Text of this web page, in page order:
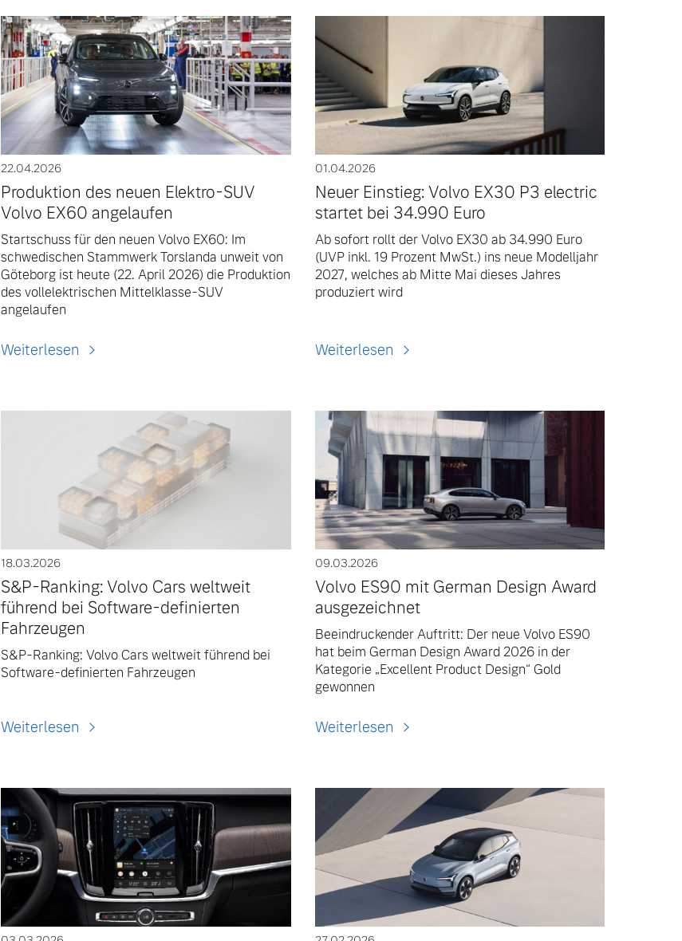
22.04.2026
Produktion des neuen Elektro-SUV
Volvo EX60 angelaufen
Startschuss für den neuen Volvo EX60: Im
schwedischen Stammwerk Torslanda unweit von
Göteborg ist heute (22. April 2026) die Produktion
des vollelektrischen Mittelklasse-SUV
angelaufen
Weiterlesen
01.04.2026
Neuer Einstieg: Volvo EX30 P3 electric
startet bei 34.990 Euro
Ab sofort rollt der Volvo EX30 ab 34.990 Euro
(UVP inkl. 19 Prozent MwSt.) ins neue Modelljahr
2027, welches ab Mitte Mai dieses Jahres
produziert wird
Weiterlesen
18.03.2026
S&P-Ranking: Volvo Cars weltweit
führend bei Software-definierten
Fahrzeugen
S&P-Ranking: Volvo Cars weltweit führend bei
Software-definierten Fahrzeugen
Weiterlesen
09.03.2026
Volvo ES90 mit German Design Award
ausgezeichnet
Beeindruckender Auftritt: Der neue Volvo ES90
hat beim German Design Award 2026 in der
Kategorie „Excellent Product Design“ Gold
gewonnen
Weiterlesen